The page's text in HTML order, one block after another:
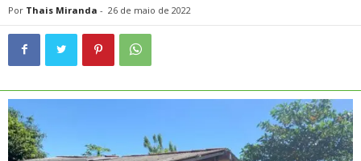
Por Thais Miranda - 26 de maio de 2022